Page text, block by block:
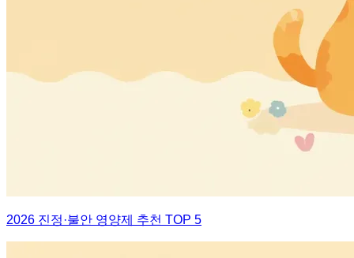
2026 진정·불안 영양제 추천 TOP 5